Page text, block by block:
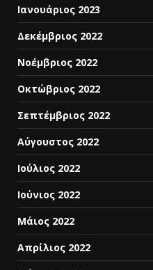
Ιανουάριος 2023
Δεκέμβριος 2022
Νοέμβριος 2022
Οκτώβριος 2022
Σεπτέμβριος 2022
Αύγουστος 2022
Ιούλιος 2022
Ιούνιος 2022
Μάιος 2022
Απρίλιος 2022